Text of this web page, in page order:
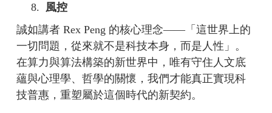
8.
風控
誠如講者 Rex Peng 的核心理念——「這世界上的
一切問題，從來就不是科技本身，而是人性」。
在算力與算法構築的新世界中，唯有守住人文底
蘊與心理學、哲學的關懷，我們才能真正實現科
技普惠，重塑屬於這個時代的新契約。